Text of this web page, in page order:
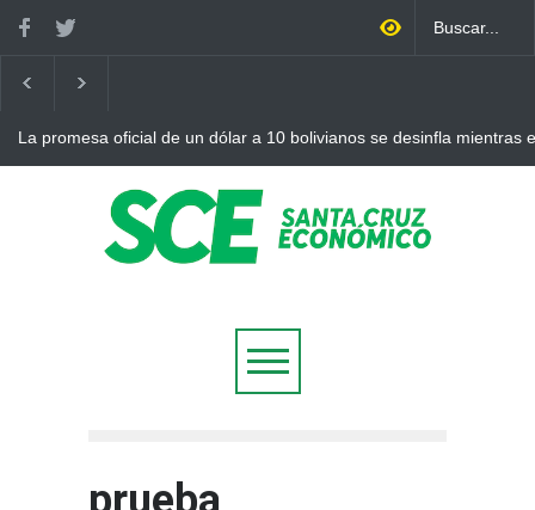
La promesa oficial de un dólar a 10 bolivianos se desinfla mientras